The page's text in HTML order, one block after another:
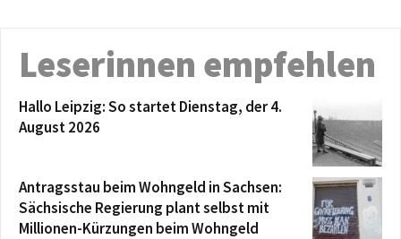
Leserinnen empfehlen
Hallo Leipzig: So startet Dienstag, der 4.
August 2026
Antragsstau beim Wohngeld in Sachsen:
Sächsische Regierung plant selbst mit
Millionen-Kürzungen beim Wohngeld